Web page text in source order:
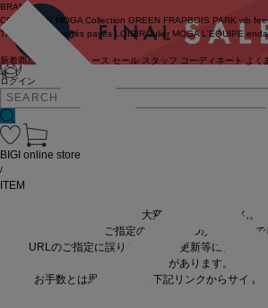
ログイン
BRAND
COUTURIER MOGA Collection GREEN FRAPBOIS PARK wb
TRISTESSE
congés payés LOISIR Julier MOGA L'EQUIPE
新着商品 ニュース セール スタッフ コーディネート よく
せ
BIGI online store
/
ITEM
大変申し訳ありません。
ご指定の商品が見つかりませんで
URLのご指定に誤りがあるか、更新等に伴い削
があります。
お手数とは思いますが、下記リンクからサイト